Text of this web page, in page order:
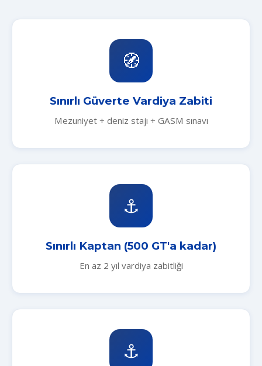
🧭
Sınırlı Güverte Vardiya Zabiti
Mezuniyet + deniz stajı + GASM sınavı
⚓
Sınırlı Kaptan (500 GT'a kadar)
En az 2 yıl vardiya zabitliği
⚓